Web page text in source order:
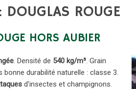
DOUGLAS ROUGE
HORS AUBIER
. Densité de 540 kg/m³. Grain
durabilité naturelle : classe 3.
d'insectes et champignons.